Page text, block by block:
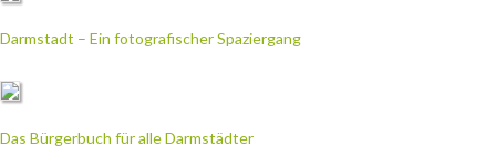
Darmstadt – Ein fotografischer Spaziergang
Das Bürgerbuch für alle Darmstädter